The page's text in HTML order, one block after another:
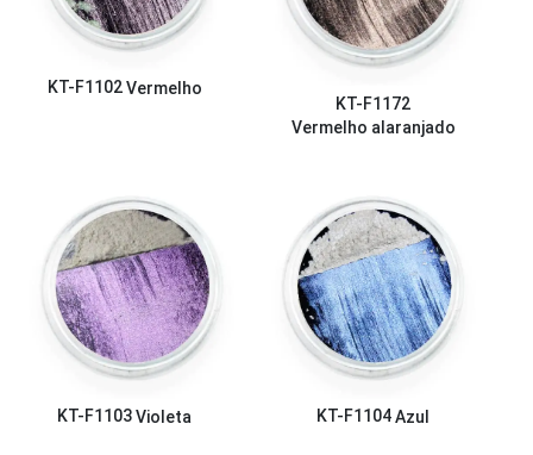
KT-F1102Vermelho
KT-F1172
Vermelho alaranjado
KT-F1103Violeta KT-F1104Azul